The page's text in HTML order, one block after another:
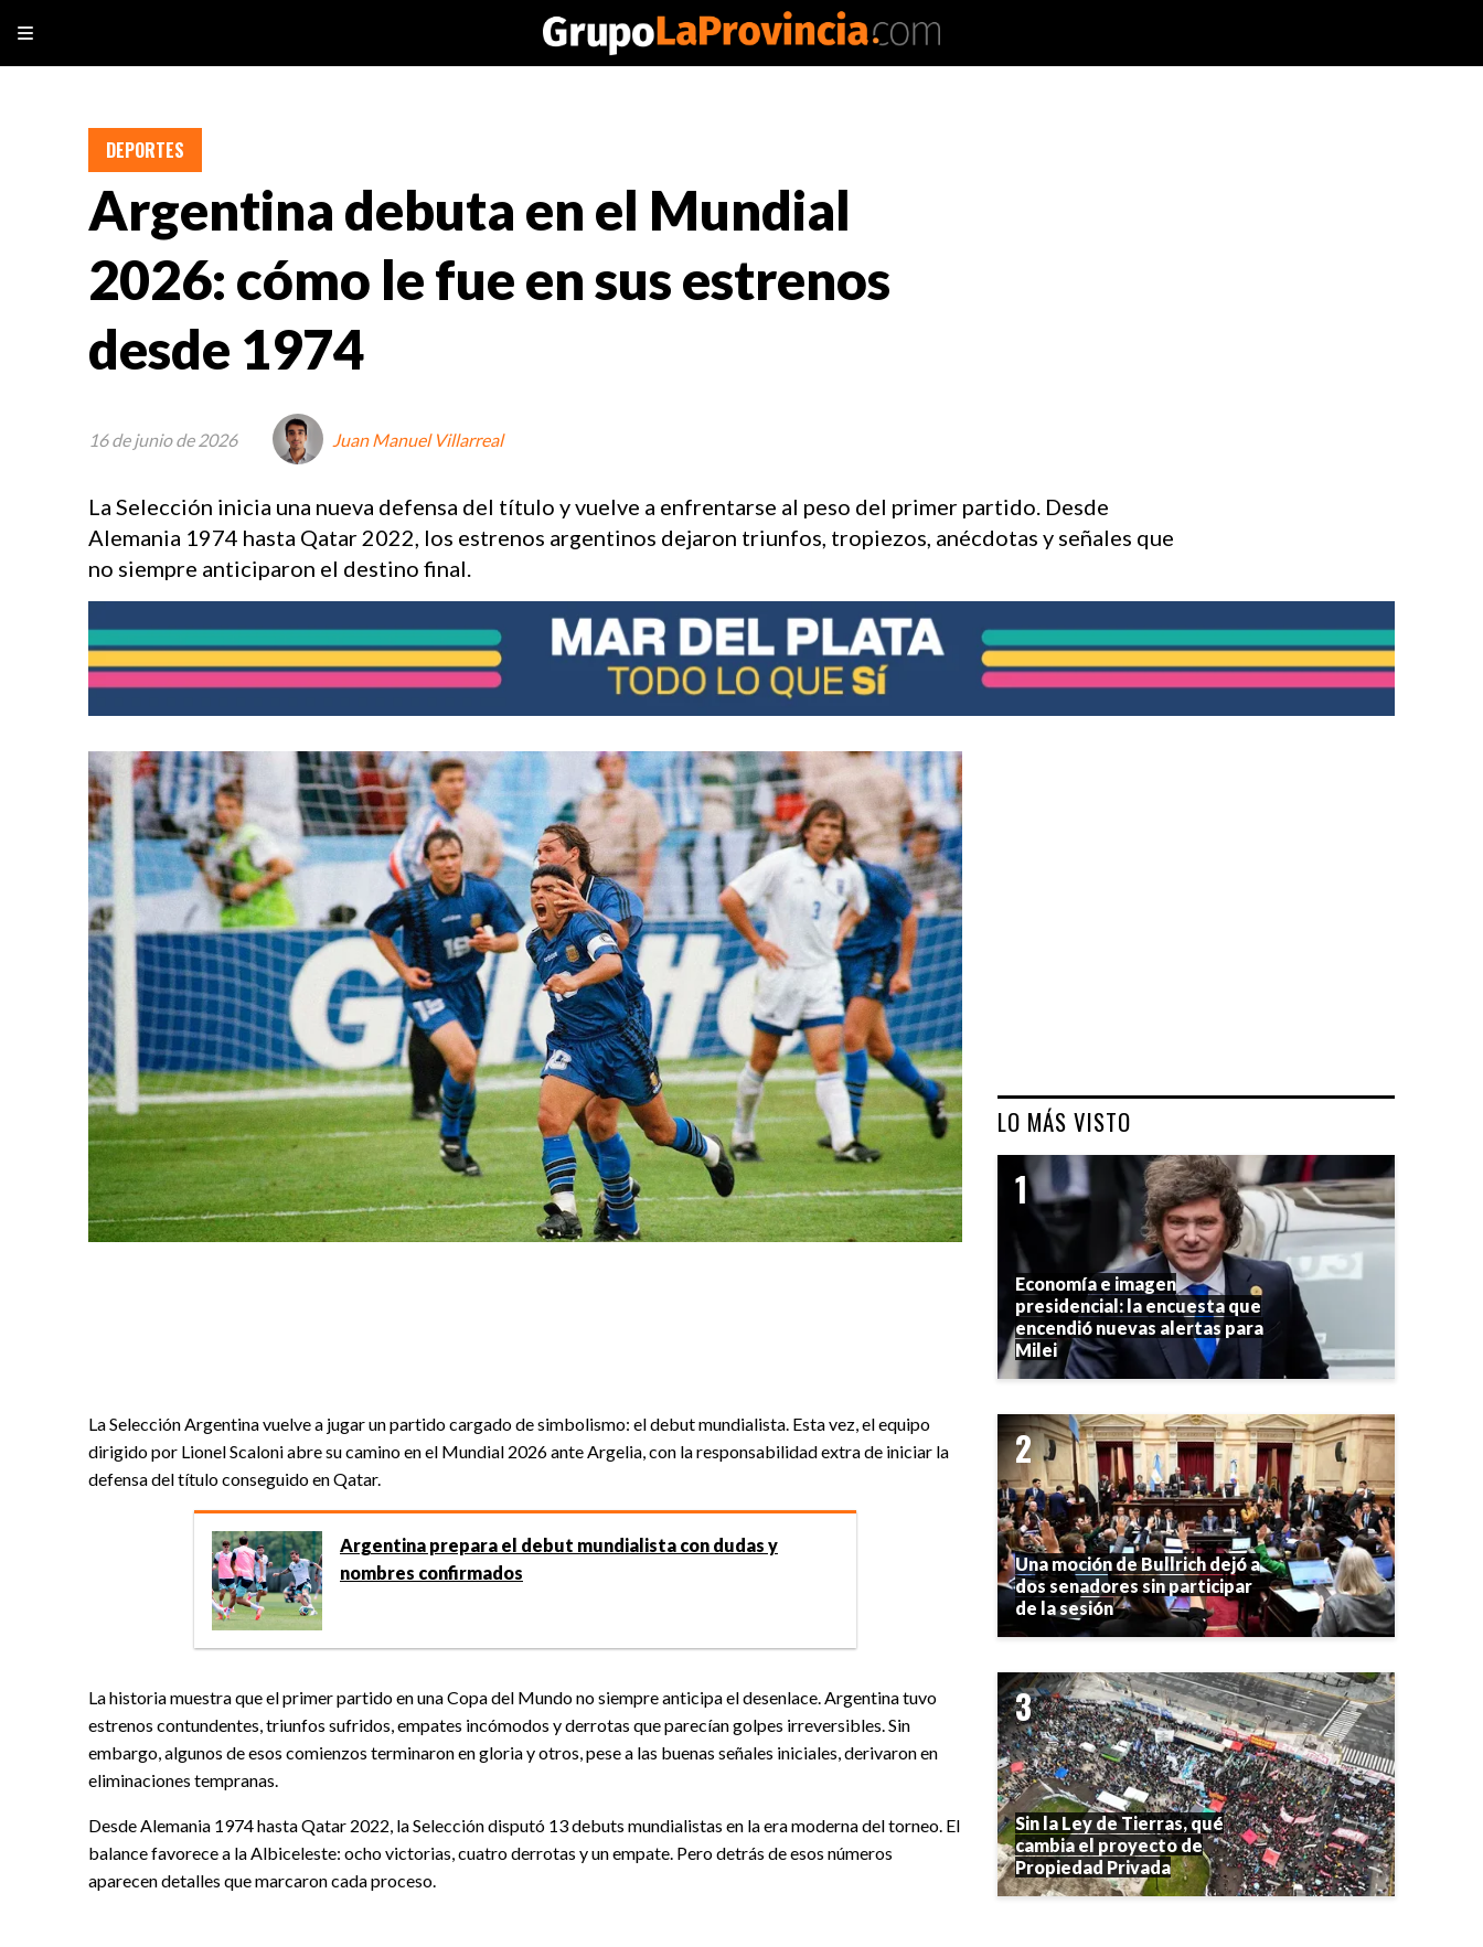
Argentina debuta en el Mundial
2026: cómo le fue en sus estrenos
desde 1974
La Selección inicia una nueva defensa del título y vuelve a enfrentarse al peso del primer partido. Desde
Alemania 1974 hasta Qatar 2022, los estrenos argentinos dejaron triunfos, tropiezos, anécdotas y señales que
no siempre anticiparon el destino final.
DEPORTES
16 de junio de 2026 Juan Manuel Villarreal
La Selección Argentina vuelve a jugar un partido cargado de simbolismo: el debut mundialista. Esta vez, el equipo
dirigido por Lionel Scaloni abre su camino en el Mundial 2026 ante Argelia, con la responsabilidad extra de iniciar la
defensa del título conseguido en Qatar.
Argentina prepara el debut mundialista con dudas y
nombres confirmados
La historia muestra que el primer partido en una Copa del Mundo no siempre anticipa el desenlace. Argentina tuvo
estrenos contundentes, triunfos sufridos, empates incómodos y derrotas que parecían golpes irreversibles. Sin
embargo, algunos de esos comienzos terminaron en gloria y otros, pese a las buenas señales iniciales, derivaron en
eliminaciones tempranas.
Desde Alemania 1974 hasta Qatar 2022, la Selección disputó 13 debuts mundialistas en la era moderna del torneo. El
balance favorece a la Albiceleste: ocho victorias, cuatro derrotas y un empate. Pero detrás de esos números
aparecen detalles que marcaron cada proceso.
LO MÁS VISTO
Economía e imagen
presidencial: la encuesta que
encendió nuevas alertas para
Milei
Una moción de Bullrich dejó a
dos senadores sin participar
de la sesión
Sin la Ley de Tierras, qué
cambia el proyecto de
Propiedad Privada